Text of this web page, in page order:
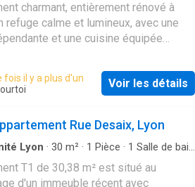
charmant, entièrement rénové à
refuge calme et lumineux, avec une
et une cuisine équipée
fois il y a plus d'un
Voir les détails
Rue Desaix, Lyon
Lyon · 30 m² · 1 Pièce · 1 Salle de bain
T1 de 30,38 m² est situé au
d'un immeuble récent avec